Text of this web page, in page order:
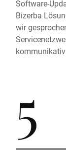
Software-
Bizerba
wir
5